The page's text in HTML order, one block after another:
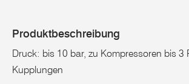
Produktbeschreibung
Druck: bis 10 bar, zu Kompressoren bis 3
Kupplungen